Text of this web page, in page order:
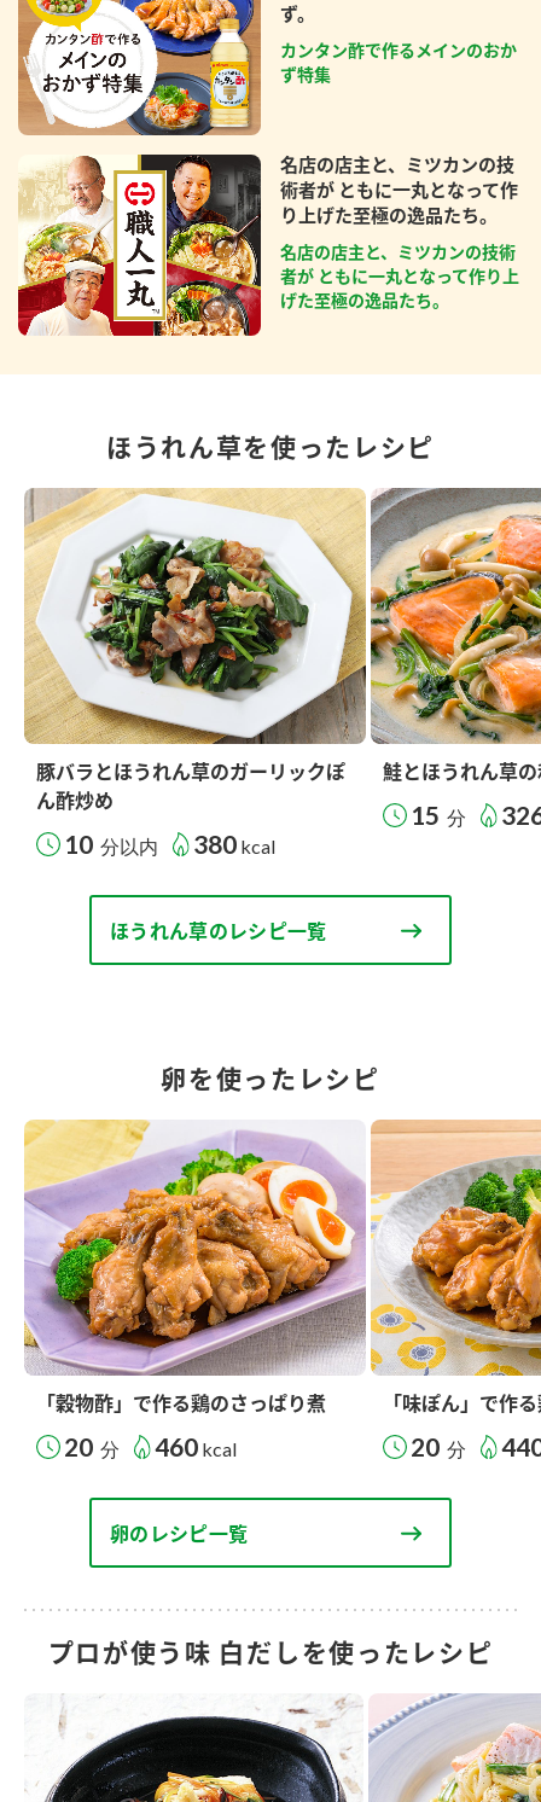
ず。
カンタン酢で作るメインのおか
ず特集
名店の店主と、ミツカンの技
術者が ともに一丸となって作
り上げた至極の逸品たち。
名店の店主と、ミツカンの技術
者が ともに一丸となって作り上
げた至極の逸品たち。
ほうれん草を使ったレシピ
豚バラとほうれん草のガーリックぽ
ん酢炒め
10 分以内 380 kcal
鮭とほうれん草
15 分
ほうれん草のレシピ一覧
卵を使ったレシピ
「穀物酢」で作る鶏のさっぱり煮
20 分 460 kcal
「味ぽん」で作
20 分
卵のレシピ一覧
プロが使う味 白だしを使ったレシピ